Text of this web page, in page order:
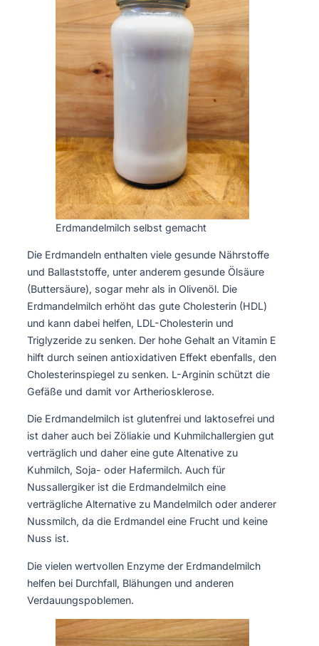
Erdmandelmilch selbst gemacht
Die Erdmandeln enthalten viele gesunde Nährstoffe
und Ballaststoffe, unter anderem gesunde Ölsäure
(Buttersäure), sogar mehr als in Olivenöl. Die
Erdmandelmilch erhöht das gute Cholesterin (HDL)
und kann dabei helfen, LDL-Cholesterin und
Triglyzeride zu senken. Der hohe Gehalt an Vitamin E
hilft durch seinen antioxidativen Effekt ebenfalls, den
Cholesterinspiegel zu senken. L-Arginin schützt die
Gefäße und damit vor Artheriosklerose.
Die Erdmandelmilch ist glutenfrei und laktosefrei und
ist daher auch bei Zöliakie und Kuhmilchallergien gut
verträglich und daher eine gute Altenative zu
Kuhmilch, Soja- oder Hafermilch. Auch für
Nussallergiker ist die Erdmandelmilch eine
verträgliche Alternative zu Mandelmilch oder anderer
Nussmilch, da die Erdmandel eine Frucht und keine
Nuss ist.
Die vielen wertvollen Enzyme der Erdmandelmilch
helfen bei Durchfall, Blähungen und anderen
Verdauungspoblemen.